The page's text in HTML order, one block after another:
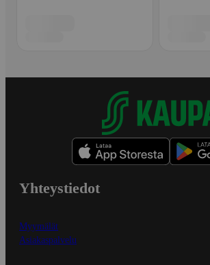
Yhteystiedot
Myymälät
Asiakaspalvelu